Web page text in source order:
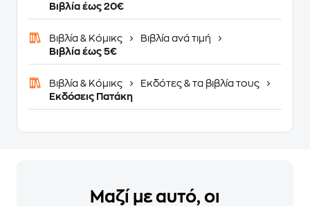
Βιβλία έως 20€
Βιβλία & Κόμικς
Βιβλία ανά τιμή
Βιβλία έως 5€
Βιβλία & Κόμικς
Εκδότες & τα βιβλία τους
Εκδόσεις Πατάκη
Μαζί με αυτό, οι